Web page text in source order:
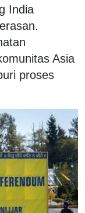
India
Asia
proses